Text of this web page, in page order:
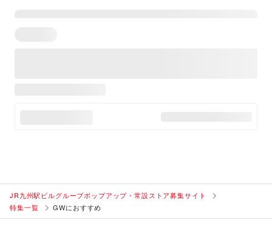
JR九州駅ビルグループポップアップ・常設ストア募集サイト
特集一覧
GWにおすすめ